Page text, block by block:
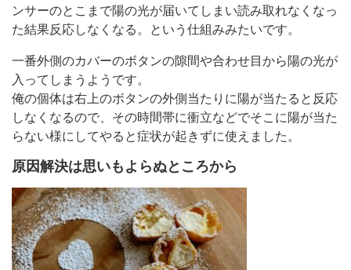
ンサーのとこまで陽の光が届いてしまい読み取れなくなっ
た結果反応しなくなる。という仕組みみたいです。
一番外側のカバーのボタンの隙間や合わせ目から陽の光が
入ってしまうようです。
俺の個体は右上のボタンの外側当たりに陽が当たると反応
しなくなるので、その時間帯に衝立などでそこに陽が当た
らない様にしてやると症状が起きずに使えました。
原因解決は思いもよらぬところから